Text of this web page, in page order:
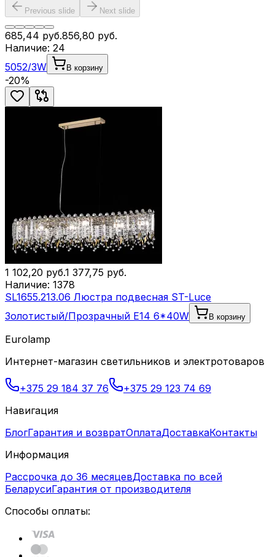
Previous slide Next slide
685,44 руб.856,80 руб.
Наличие: 24
5052/3W
В корзину
-20%
1 102,20 руб.1 377,75 руб.
Наличие: 1378
SL1655.213.06 Люстра подвесная ST-Luce
Золотистый/Прозрачный E14 6*40W
В корзину
Eurolamp
Интернет-магазин светильников и электротоваров
+375 29 184 37 76
+375 29 123 74 69
Навигация
БлогГарантия и возвратОплатаДоставкаКонтакты
Информация
Рассрочка до 36 месяцевДоставка по всей
БеларусиГарантия от производителя
Способы оплаты: